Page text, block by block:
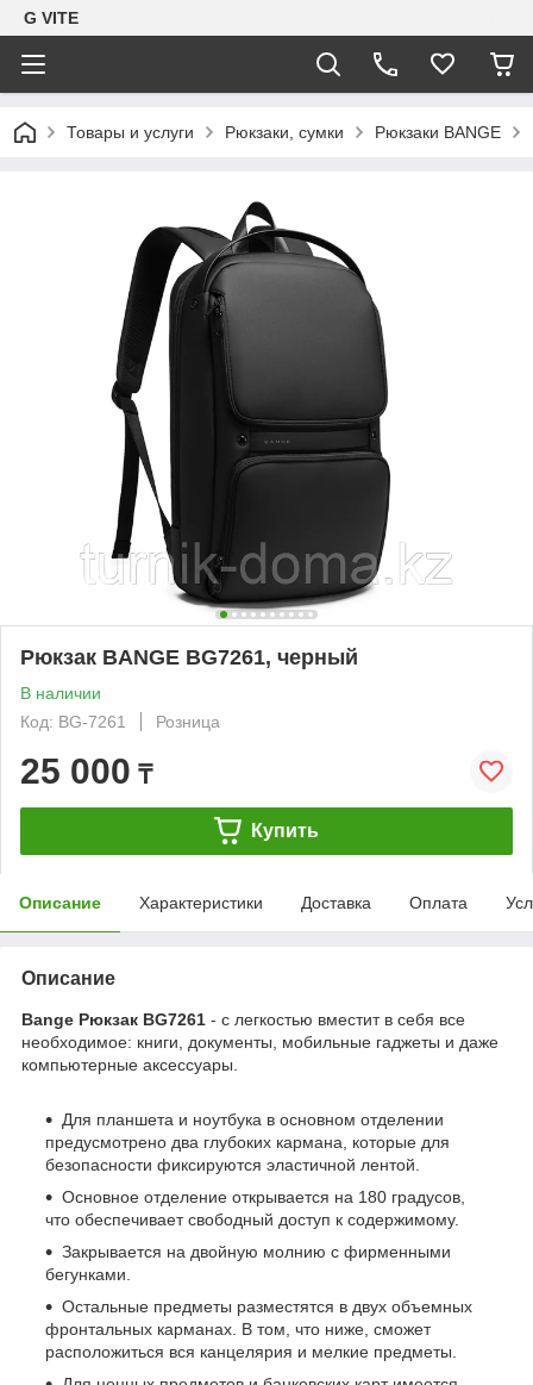
G VITE
Товары и услуги Рюкзаки, сумки Рюкзаки BANGE
Рюкзак BANGE BG7261, черный
В наличии
Код: BG-7261
Розница
25 000 ₸
Купить
Описание Характеристики Доставка Оплата
Описание
Bange Рюкзак BG7261 - с легкостью вместит в себя все
необходимое: книги, документы, мобильные гаджеты и даже
компьютерные аксессуары.
Для планшета и ноутбука в основном отделении
предусмотрено два глубоких кармана, которые для
безопасности фиксируются эластичной лентой.
Основное отделение открывается на 180 градусов,
что обеспечивает свободный доступ к содержимому.
Закрывается на двойную молнию с фирменными
бегунками.
Остальные предметы разместятся в двух объемных
фронтальных карманах. В том, что ниже, сможет
расположиться вся канцелярия и мелкие предметы.